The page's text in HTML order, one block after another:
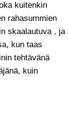
kuitenkin
rahasummien
skaalautuva , ja
kun taas
tehtävänä
kuin